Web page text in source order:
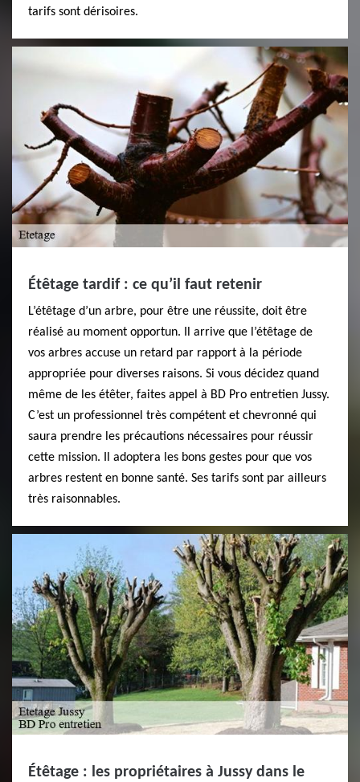
tarifs sont dérisoires.
Étêtage tardif : ce qu’il faut retenir
L’étêtage d’un arbre, pour être une réussite, doit être
réalisé au moment opportun. Il arrive que l’étêtage de
vos arbres accuse un retard par rapport à la période
appropriée pour diverses raisons. Si vous décidez quand
même de les étêter, faites appel à BD Pro entretien Jussy.
C’est un professionnel très compétent et chevronné qui
saura prendre les précautions nécessaires pour réussir
cette mission. Il adoptera les bons gestes pour que vos
arbres restent en bonne santé. Ses tarifs sont par ailleurs
très raisonnables.
Étêtage : les propriétaires à Jussy dans le